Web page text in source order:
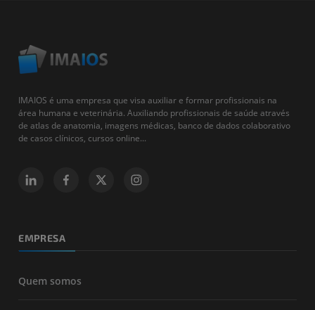
IMAIOS é uma empresa que visa auxiliar e formar profissionais na
área humana e veterinária. Auxiliando profissionais de saúde através
de atlas de anatomia, imagens médicas, banco de dados colaborativo
de casos clínicos, cursos online...
EMPRESA
Quem somos